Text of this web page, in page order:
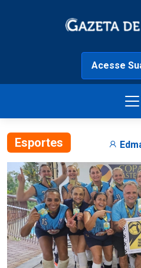
Acesse
Esportes